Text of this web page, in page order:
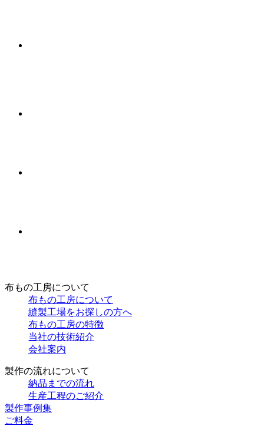
布もの工房について
布もの工房について
縫製工場をお探しの方へ
布もの工房の特徴
当社の技術紹介
会社案内
製作の流れについて
納品までの流れ
生産工程のご紹介
製作事例集
ご料金